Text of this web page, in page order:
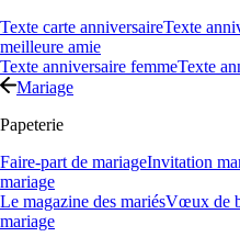
Texte carte anniversaireTexte
meilleure amie
Texte anniversaire femmeTexte
Mariage
Papeterie
Faire-part de mariageInvitation
mariage
Le magazine des mariésVœux de
mariage